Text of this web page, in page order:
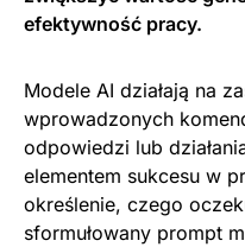
efektywność pracy.
Modele AI działają na
wprowadzonych
odpowiedzi lub
elementem sukcesu w
określenie, czego
sformułowany prompt